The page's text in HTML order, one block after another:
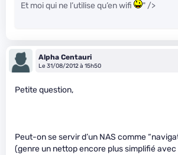
Et moi qui ne l’utilise qu’en wifi " />
Alpha Centauri
Le 31/08/2012 à 15h50
Petite question,
Peut-on se servir d’un NAS comme
(genre un nettop encore plus simplifié